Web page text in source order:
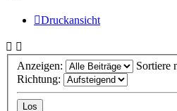
Druckansicht
Anzeigen:
Sortiere
Richtung: